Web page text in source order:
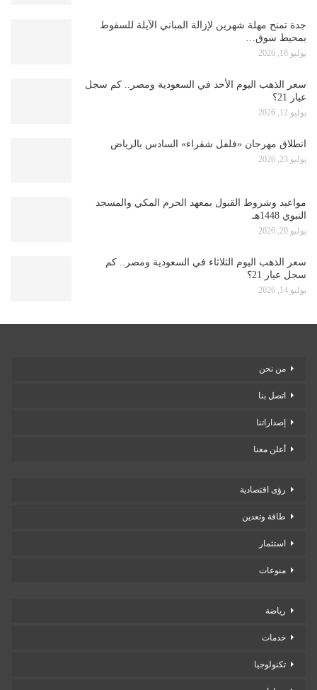
جدة تمنح مهلة شهرين لإزالة المباني الآيلة للسقوط
بمحيط سوق…
يوليو 18, 2026
سعر الذهب اليوم الأحد في السعودية ومصر.. كم سجل
عيار 21؟
يوليو 12, 2026
انطلاق مهرجان «فلفل شقراء» السادس بالرياض
يوليو 23, 2026
مواعيد وشروط القبول بمعهد الحرم المكي والمسجد
النبوي 1448هـ
يوليو 20, 2026
سعر الذهب اليوم الثلاثاء في السعودية ومصر.. كم
سجل عيار 21؟
يوليو 14, 2026
من نحن
اتصل بنا
إصداراتنا
أعلن معنا
رؤى اقتصادية
طاقة وتعدين
استثمار
منوعات
رياضة
خدمات
تكنولوجيا